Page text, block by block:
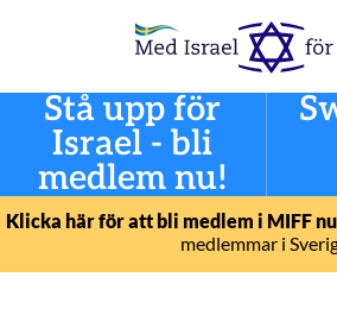
Stå upp för
Israel - bli
medlem nu!
Klicka här för att bli medlem i MIFF nu
medlemmar i